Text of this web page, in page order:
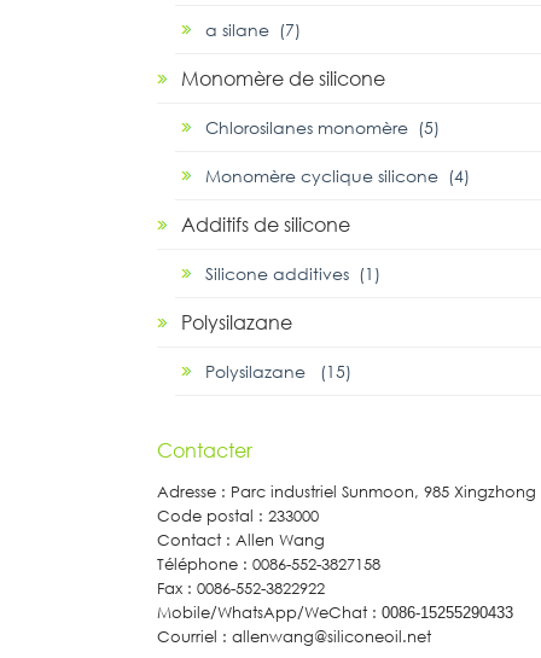
α silane (7)
Monomère de silicone
Chlorosilanes monomère (5)
Monomère cyclique silicone (4)
Additifs de silicone
Silicone additives (1)
Polysilazane
Polysilazane (15)
Contacter
Adresse : Parc industriel Sunmoon, 985
Code postal : 233000
Contact : Allen Wang
Téléphone : 0086-552-3827158
Fax : 0086-552-3822922
Mobile/WhatsApp/WeChat : 0086-15255290433
Courriel : allenwang@siliconeoil.net